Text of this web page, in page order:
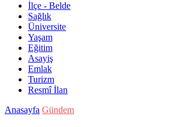
İlçe - Belde
Sağlık
Üniversite
Yaşam
Eğitim
Asayiş
Emlak
Turizm
Resmî İlan
Anasayfa Gündem